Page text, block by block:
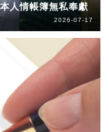
人情帳簿無私奉獻
2026-07-17